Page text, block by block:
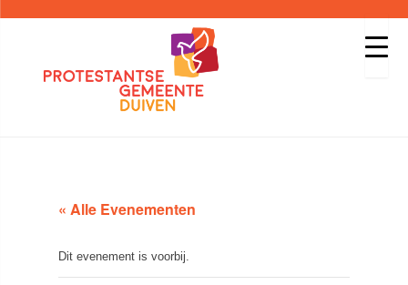
« Alle Evenementen
Dit evenement is voorbij.